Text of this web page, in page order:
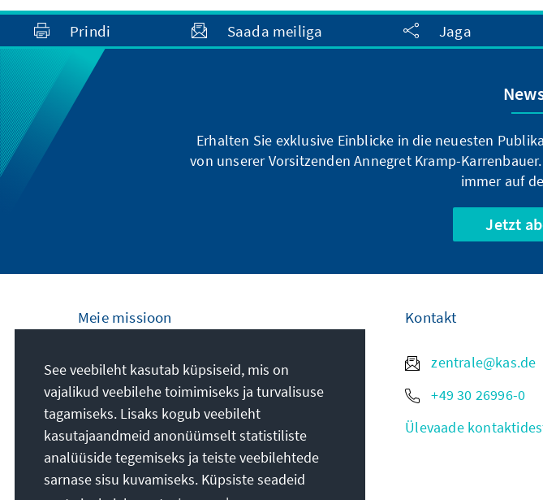
Prindi Saada meiliga Jaga
Erhalten Sie exklusive Einblicke in die neuesten
von unserer Vorsitzenden Annegret Kramp-
immer auf
Jetzt
Meie missioon
Die Konrad-Adenauer-Stiftung setzt sich
national und international durch politische
Bildung für Frieden, Freiheit und
Gerechtigkeit ein. Wir fördern und bewahren
freiheitliche Demokratie, die Soziale
Marktwirtschaft und die Entwicklung und
Festigung des Wertekonsenses.
Kontakt
zentrale@kas.de
+49 30 26996-0
Ülevaade
See veebileht kasutab küpsiseid, mis on
vajalikud veebilehe toimimiseks ja turvalisuse
tagamiseks. Lisaks kogub veebileht
kasutajaandmeid anonüümselt statistiliste
analüüside tegemiseks ja teiste veebilehtede
sarnase sisu kuvamiseks. Küpsiste seadeid